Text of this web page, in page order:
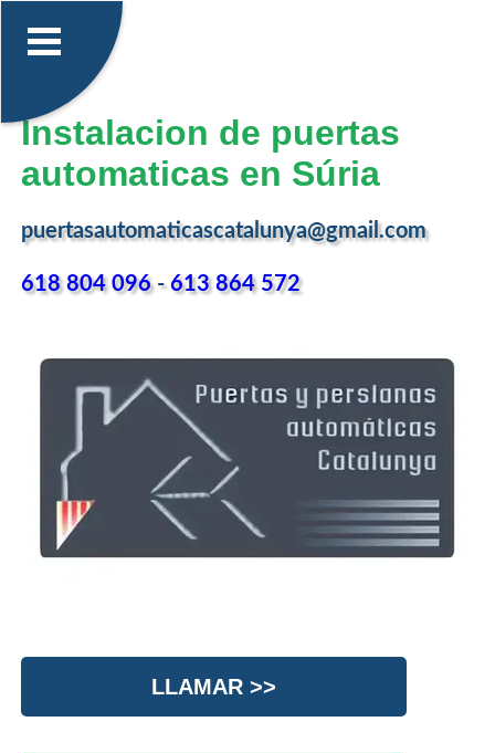
Instalacion de puertas
automaticas en Súria
puertasautomaticascatalunya@gmail.com
618 804 096-613 864 572
LLAMAR >>